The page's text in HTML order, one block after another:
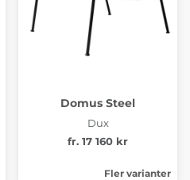
Domus Steel
Dux
fr. 17 160 kr
Fler varianter